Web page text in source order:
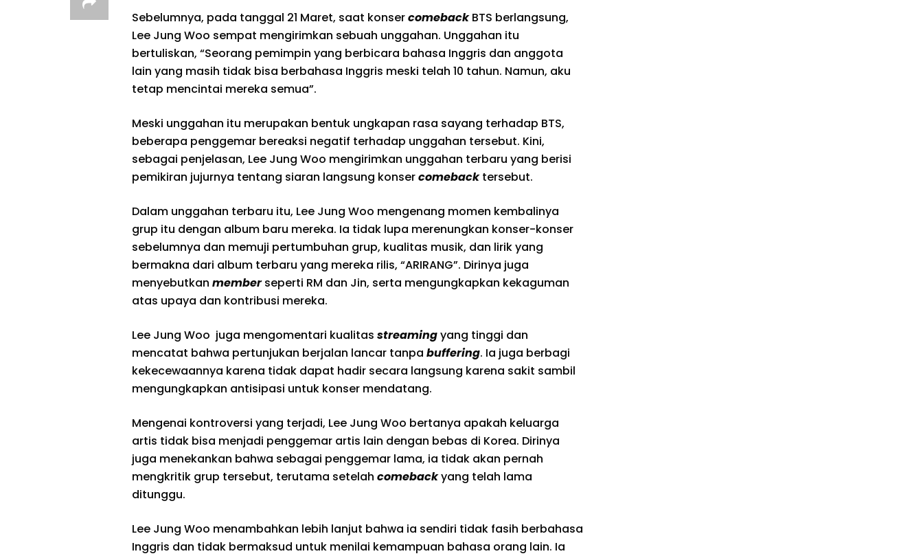
Sebelumnya, pada tanggal 21 Maret, saat konsercomebackBTS berlangsung,
Lee Jung Woo sempat mengirimkan sebuah unggahan. Unggahan itu
bertuliskan, “Seorang pemimpin yang berbicara bahasa Inggris dan anggota
lain yang masih tidak bisa berbahasa Inggris meski telah 10 tahun. Namun, aku
tetap mencintai mereka semua”.
Meski unggahan itu merupakan bentuk ungkapan rasa sayang terhadap BTS,
beberapa penggemar bereaksi negatif terhadap unggahan tersebut. Kini,
sebagai penjelasan, Lee Jung Woo mengirimkan unggahan terbaru yang berisi
pemikiran jujurnya tentang siaran langsung konsercomebacktersebut.
Dalam unggahan terbaru itu, Lee Jung Woo mengenang momen kembalinya
grup itu dengan album baru mereka. Ia tidak lupa merenungkan konser-konser
sebelumnya dan memuji pertumbuhan grup, kualitas musik, dan lirik yang
bermakna dari album terbaru yang mereka rilis, “ARIRANG”. Dirinya juga
menyebutkan memberseperti RM dan Jin, serta mengungkapkan kekaguman
atas upaya dan kontribusi mereka.
Lee Jung Woo juga mengomentari kualitas streamingyang tinggi dan
mencatat bahwa pertunjukan berjalan lancar tanpa buffering. Ia juga berbagi
kekecewaannya karena tidak dapat hadir secara langsung karena sakit sambil
mengungkapkan antisipasi untuk konser mendatang.
Mengenai kontroversi yang terjadi, Lee Jung Woo bertanya apakah keluarga
artis tidak bisa menjadi penggemar artis lain dengan bebas di Korea. Dirinya
juga menekankan bahwa sebagai penggemar lama, ia tidak akan pernah
mengkritik grup tersebut, terutama setelah comebackyang telah lama
ditunggu.
Lee Jung Woo menambahkan lebih lanjut bahwa ia sendiri tidak fasih berbahasa
Inggris dan tidak bermaksud untuk menilai kemampuan bahasa orang lain. Ia